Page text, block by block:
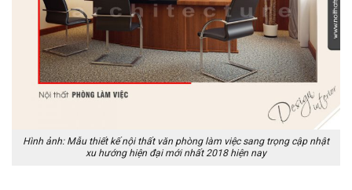
Hình ảnh: Mẫu thiết kế nội thất văn phòng làm việc sang trọng cập nhật
xu hướng hiện đại mới nhất 2018 hiện nay